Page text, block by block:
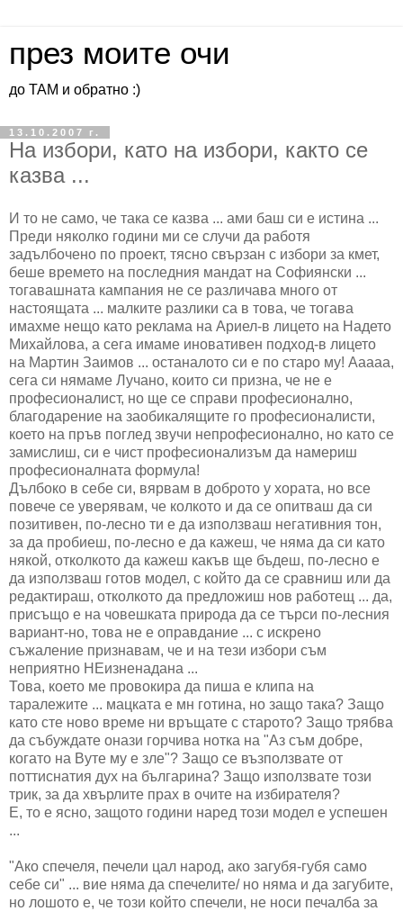
през моите очи
до ТАМ и обратно :)
13.10.2007 г.
На избори, като на избори, както се
казва ...
И то не само, че така се казва ... ами баш си е истина ...
Преди няколко години ми се случи да работя
задълбочено по проект, тясно свързан с избори за кмет,
беше времето на последния мандат на Софиянски ...
тогавашната кампания не се различава много от
настоящата ... малките разлики са в това, че тогава
имахме нещо като реклама на Ариел-в лицето на Надето
Михайлова, а сега имаме иновативен подход-в лицето
на Мартин Заимов ... останалото си е по старо му! Ааааа,
сега си нямаме Лучано, които си призна, че не е
професионалист, но ще се справи професионално,
благодарение на заобикалящите го професионалисти,
което на пръв поглед звучи непрофесионално, но като се
замислиш, си е чист професионализъм да намериш
професионалната формула!
Дълбоко в себе си, вярвам в доброто у хората, но все
повече се уверявам, че колкото и да се опитваш да си
позитивен, по-лесно ти е да използваш негативния тон,
за да пробиеш, по-лесно е да кажеш, че няма да си като
някой, отколкото да кажеш какъв ще бъдеш, по-лесно е
да използваш готов модел, с който да се сравниш или да
редактираш, отколкото да предложиш нов работещ ... да,
присъщо е на човешката природа да се търси по-лесния
вариант-но, това не е оправдание ... с искрено
съжаление признавам, че и на тези избори съм
неприятно НЕизненадана ...
Това, което ме провокира да пиша е клипа на
таралежите ... мацката е мн готина, но защо така? Защо
като сте ново време ни връщате с старото? Защо трябва
да събуждате онази горчива нотка на "Аз съм добре,
когато на Вуте му е зле"? Защо се възползвате от
поттиснатия дух на българина? Защо използвате този
трик, за да хвърлите прах в очите на избирателя?
Е, то е ясно, защото години наред този модел е успешен
...
"Ако спечеля, печели цал народ, ако загубя-губя само
себе си" ... вие няма да спечелите/ но няма и да загубите,
но лошото е, че този който спечели, не носи печалба за